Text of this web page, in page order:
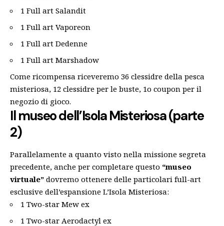
1 Full art Salandit
1 Full art Vaporeon
1 Full art Dedenne
1 Full art Marshadow
Come ricompensa riceveremo 36 clessidre della pesca
misteriosa, 12 clessidre per le buste, 1o coupon per il
negozio di gioco.
Il museo dell’Isola Misteriosa (parte
2)
Parallelamente a quanto visto nella missione segreta
precedente, anche per completare questo “museo
virtuale” dovremo ottenere delle particolari full-art
esclusive dell’espansione L’Isola Misteriosa:
1 Two-star Mew ex
1 Two-star Aerodactyl ex